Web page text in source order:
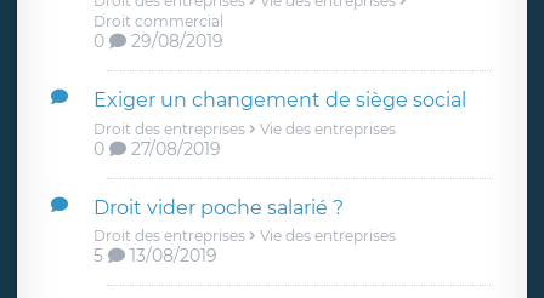
Droit commercial
0 29/08/2019
Exiger un changement de siège social
Droit des entreprises Vie des entreprises
0 27/08/2019
Droit vider poche salarié ?
Droit des entreprises Vie des entreprises
5 13/08/2019